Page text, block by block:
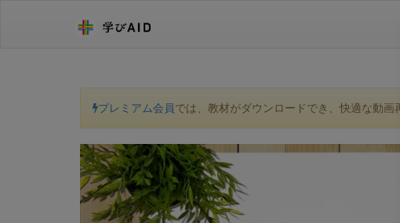
プレミアム会員では、教材がダウンロードでき、快適な動画